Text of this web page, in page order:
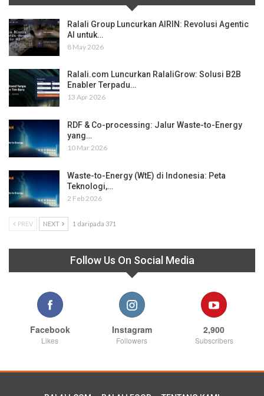
Ralali Group Luncurkan AIRIN: Revolusi Agentic
AI untuk…
8 May 2026
Ralali.com Luncurkan RalaliGrow: Solusi B2B
Enabler Terpadu…
13 Apr 2026
RDF & Co-processing: Jalur Waste-to-Energy
yang…
10 Mar 2026
Waste-to-Energy (WtE) di Indonesia: Peta
Teknologi,…
2 Feb 2026
PREV NEXT 1 daripada 371
Follow Us On Social Media
Facebook
Likes
Instagram
Followers
2,900
Subscribers